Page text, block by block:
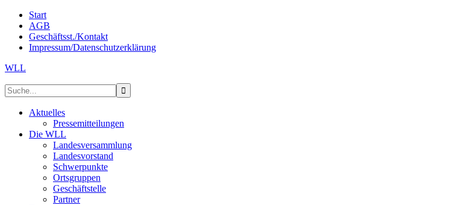
Start
AGB
Geschäftsst./Kontakt
Impressum/Datenschutzerklärung
WLL
Aktuelles
Pressemitteilungen
Die WLL
Landesversammlung
Landesvorstand
Schwerpunkte
Ortsgruppen
Geschäftstelle
Partner